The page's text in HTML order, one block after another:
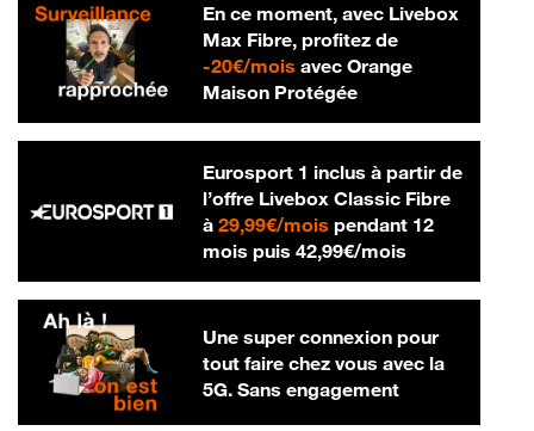
En ce moment, avec Livebox
Max Fibre, profitez de
-20€/mois20 € par mois
avec Orange
Maison Protégée
Eurosport 1 inclus à partir de
l’offre Livebox Classic Fibre
à 29,99€/mois29,99 € par mois
pendant 12
mois puis 42,99€/mois42,99 € par
Une super connexion pour
tout faire chez vous avec la
5G. Sans engagement